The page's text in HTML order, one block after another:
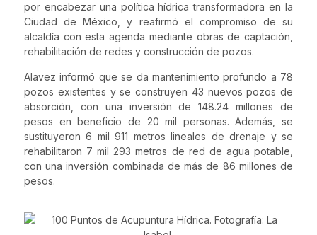
por encabezar una política hídrica transformadora en la
Ciudad de México, y reafirmó el compromiso de su
alcaldía con esta agenda mediante obras de captación,
rehabilitación de redes y construcción de pozos.
Alavez informó que se da mantenimiento profundo a 78
pozos existentes y se construyen 43 nuevos pozos de
absorción, con una inversión de 148.24 millones de
pesos en beneficio de 20 mil personas. Además, se
sustituyeron 6 mil 911 metros lineales de drenaje y se
rehabilitaron 7 mil 293 metros de red de agua potable,
con una inversión combinada de más de 86 millones de
pesos.